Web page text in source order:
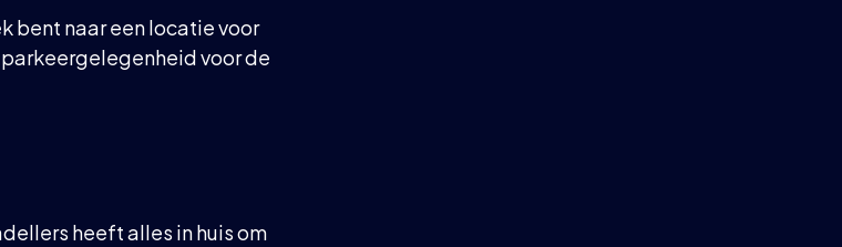
bent naar een locatie voor
voor de
heeft alles in huis om